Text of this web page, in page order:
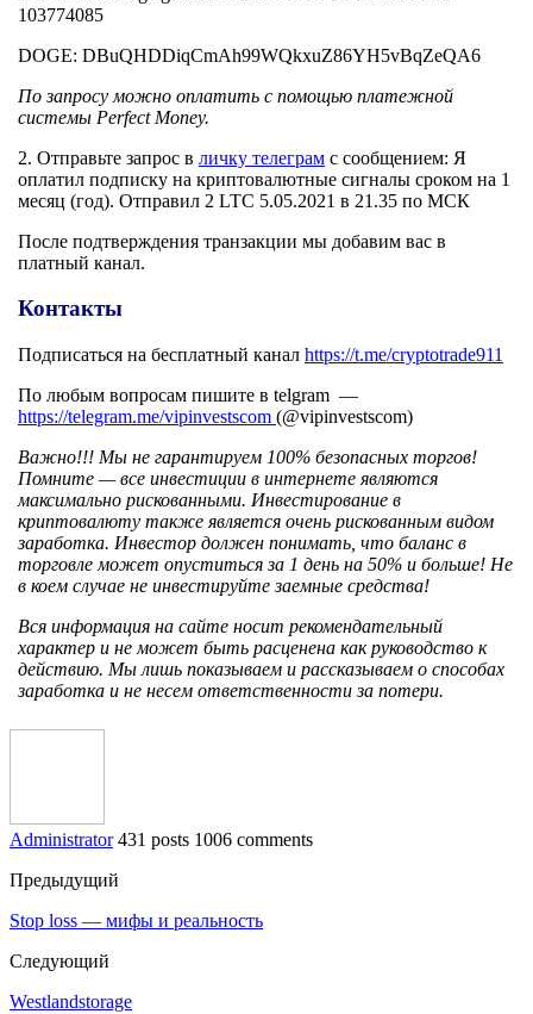
103774085
DOGE: DBuQHDDiqCmAh99WQkxuZ86YH5vBqZeQA6
По запросу можно оплатить с помощью платежной
системы Perfect Money.
2. Отправьте запрос в личку телеграм с сообщением: Я
оплатил подписку на криптовалютные сигналы сроком на 1
месяц (год). Отправил 2 LTC 5.05.2021 в 21.35 по МСК
После подтверждения транзакции мы добавим вас в
платный канал.
Контакты
Подписаться на бесплатный канал https://t.me/cryptotrade911
По любым вопросам пишите в telgram —
https://telegram.me/vipinvestscom (@vipinvestscom)
Важно!!! Мы не гарантируем 100% безопасных торгов!
Помните — все инвестиции в интернете являются
максимально рискованными. Инвестирование в
криптовалюту также является очень рискованным видом
заработка. Инвестор должен понимать, что баланс в
торговле может опуститься за 1 день на 50% и больше! Не
в коем случае не инвестируйте заемные средства!
Вся информация на сайте носит рекомендательный
характер и не может быть расценена как руководство к
действию. Мы лишь показываем и рассказываем о способах
заработка и не несем ответственности за потери.
Administrator 431 posts 1006 comments
Предыдущий
Stop loss — мифы и реальность
Следующий
Westlandstorage